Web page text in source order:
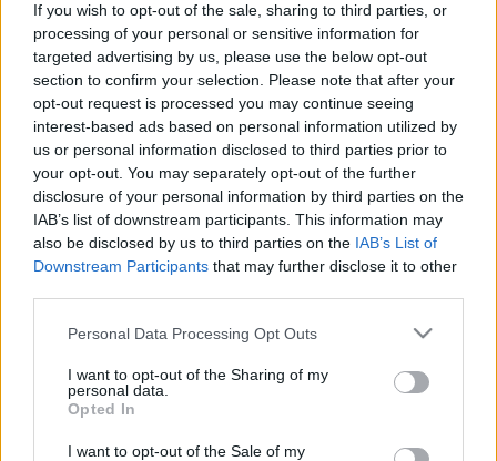
If you wish to opt-out of the sale, sharing to third parties, or
processing of your personal or sensitive information for
targeted advertising by us, please use the below opt-out
section to confirm your selection. Please note that after your
opt-out request is processed you may continue seeing
interest-based ads based on personal information utilized by
us or personal information disclosed to third parties prior to
your opt-out. You may separately opt-out of the further
disclosure of your personal information by third parties on the
IAB’s list of downstream participants. This information may
also be disclosed by us to third parties on the IAB’s List of
Downstream Participants that may further disclose it to other
Please note that this website/app uses one or more Google
not limited to your visit or usage behaviour. You may click to
grant or deny consent to Google and its third-party tags to
use your data for below specified purposes in below Google
consent section.
Personal Data Processing Opt Outs
I want to opt-out of the Sharing of my
personal data.
Opted In
I want to opt-out of the Sale of my
Pályázni lehet:
Az év versei 2017kötetben szereplő bármely vers
megzenésítésével.
Egy pályázó maximum 3 művel pályázhat.
A kötet megvásárolható a nagyobb könyváruházakban, a
Magyar Napló Könyvesboltban (1085 Budapest, József krt.
a www.magyarnaplo.hu/shop oldalon (az ár tartalmazza a
postázás költségeit), illetve letölthető ugyanerről az